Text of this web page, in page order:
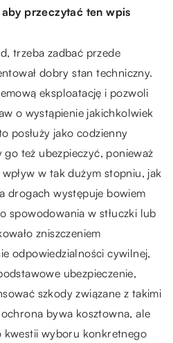
przeczytać ten wpis
trzeba zadbać przede
dobry stan techniczny.
eksploatację i pozwoli
o wystąpienie jakichkolwiek
posłuży jako codzienny
też ubezpieczyć, ponieważ
w tak dużym stopniu, jak
drogach występuje bowiem
spowodowania w stłuczki lub
zniszczeniem
odpowiedzialności cywilnej,
ubezpieczenie,
szkody związane z takimi
bywa kosztowna, ale
kwestii wyboru konkretnego